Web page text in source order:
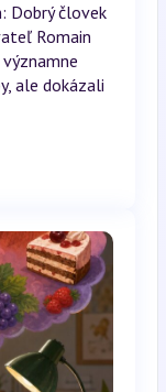
Dobrý človek
Romain
ale dokázali